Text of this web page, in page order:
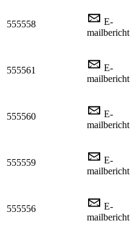
555558
E-
mailbericht
555561
E-
mailbericht
555560
E-
mailbericht
555559
E-
mailbericht
555556
E-
mailbericht